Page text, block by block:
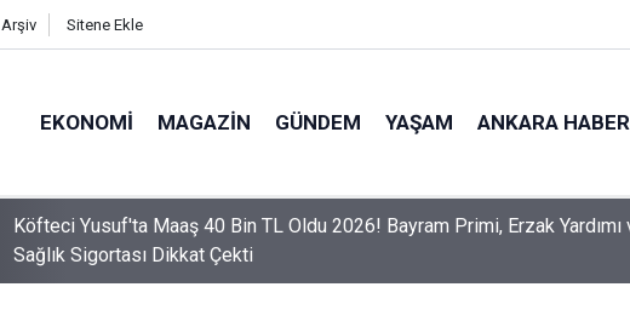
Arşiv Sitene Ekle
EKONOMI MAGAZIN GÜNDEM YAŞAM ANKARA HABER
Sürücüler Dikkat! Yeni Dönemde 3 İhlal Ehliyet İptaline Neden Olacak